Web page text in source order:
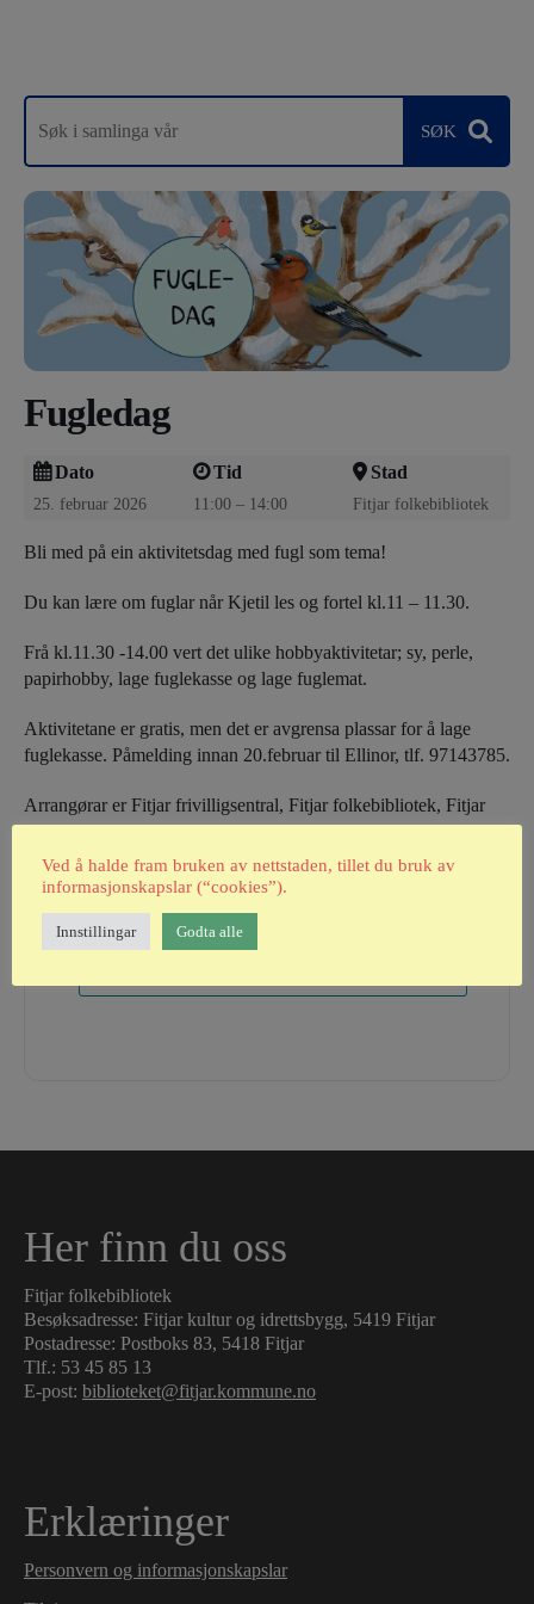
Fugledag
Dato
25. februar 2026
Tid
11:00 – 14:00
Stad
Fitjar folkebibliotek
Bli med på ein aktivitetsdag med fugl som tema!
Du kan lære om fuglar når Kjetil les og fortel kl.11 – 11.30.
Frå kl.11.30 -14.00 vert det ulike hobbyaktivitetar; sy, perle,
papirhobby, lage fuglekasse og lage fuglemat.
Aktivitetane er gratis, men det er avgrensa plassar for å lage
fuglekasse. Påmelding innan 20.februar til Ellinor, tlf. 97143785.
Arrangørar er Fitjar frivilligsentral, Fitjar folkebibliotek, Fitjar
husflidlag og Fitjar bygdekvinnelag.
Her finn du oss
Fitjar folkebibliotek
Besøksadresse: Fitjar kultur og idrettsbygg, 5419 Fitjar
Postadresse: Postboks 83, 5418 Fitjar
Tlf.: 53 45 85 13
E-post: biblioteket@fitjar.kommune.no
Erklæringer
Personvern og informasjonskapslar
Ved å halde fram bruken av nettstaden, tillet du bruk av
informasjonskapslar (“cookies”).
Innstillingar Godta alle